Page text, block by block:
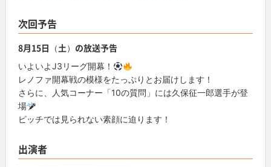
次回予告
8月15日（土）の放送予告
いよいよJ3リーグ開幕！
レノファ開幕戦の模様をたっぷりとお届けします！
さらに、人気コーナー「10の質問」には久保征一郎選手が登
場
ピッチでは見られない素顔に迫ります！
出演者